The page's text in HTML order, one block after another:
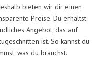
bieten wir dir einen
Preise. Du erhältst
Angebot, das auf
ist. So kannst du
was du brauchst.